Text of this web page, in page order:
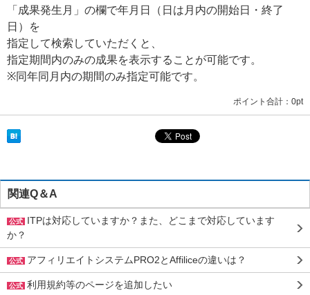
「成果発生月」の欄で年月日（日は月内の開始日・終了
日）を
指定して検索していただくと、
指定期間内のみの成果を表示することが可能です。
※同年同月内の期間のみ指定可能です。
ポイント合計： 0pt
関連Q＆A
公式
ITPは対応していますか？また、どこまで対応しています
か？
公式 アフィリエイトシステムPRO2とAffiliceの違いは？
公式 利用規約等のページを追加したい